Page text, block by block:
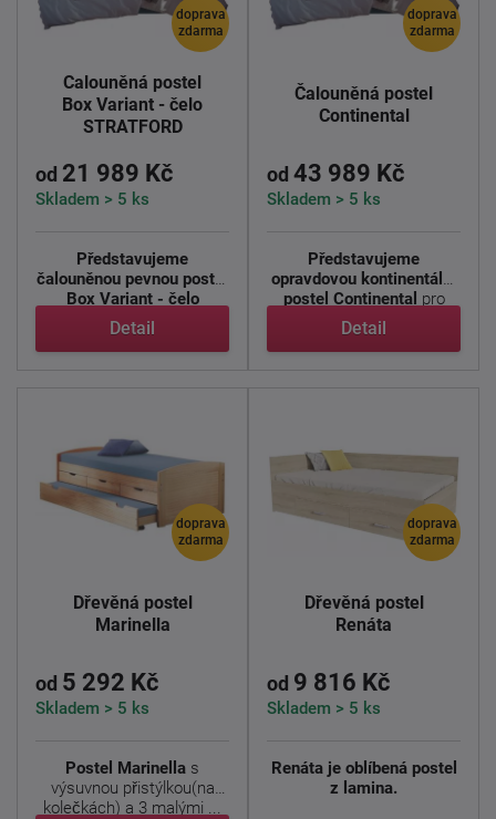
doprava
zdarma
Čalouněná postel
Box Variant - čelo
STRATFORD
od 21 989 Kč
Skladem > 5 ks
Představujeme
čalouněnou pevnou postel
Box Variant - čelo
STRATFORD
Detail
doprava
zdarma
Čalouněná postel
Continental
od 43 989 Kč
Skladem > 5 ks
Představujeme
opravdovou kontinentální
postel Continental pro
spánek ...
Detail
doprava
zdarma
Dřevěná postel
Marinella
od 5 292 Kč
Skladem > 5 ks
Postel Marinella s
výsuvnou přistýlkou(na
kolečkách) a 3 malými ...
doprava
zdarma
Dřevěná postel
Renáta
od 9 816 Kč
Skladem > 5 ks
Renáta je oblíbená postel
z lamina.